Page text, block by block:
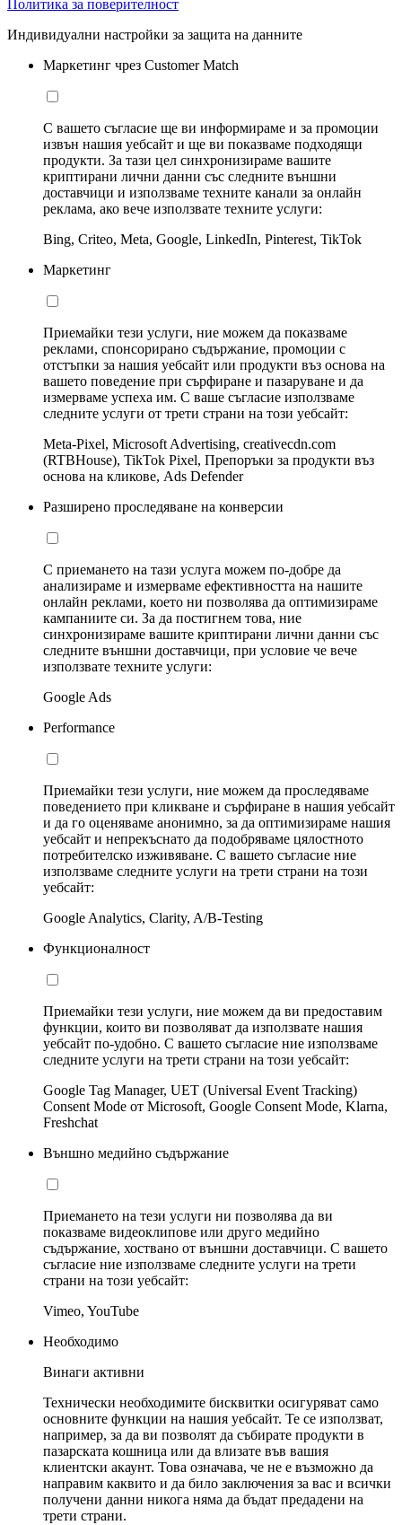
Политика за поверителност
Индивидуални настройки за защита на данните
Маркетинг чрез Customer Match
С вашето съгласие ще ви информираме и за промоции
извън нашия уебсайт и ще ви показваме подходящи
продукти. За тази цел синхронизираме вашите
криптирани лични данни със следните външни
доставчици и използваме техните канали за онлайн
реклама, ако вече използвате техните услуги:
Bing, Criteo, Meta, Google, LinkedIn, Pinterest, TikTok
Маркетинг
Приемайки тези услуги, ние можем да показваме
реклами, спонсорирано съдържание, промоции с
отстъпки за нашия уебсайт или продукти въз основа на
вашето поведение при сърфиране и пазаруване и да
измерваме успеха им. С ваше съгласие използваме
следните услуги от трети страни на този уебсайт:
Meta-Pixel, Microsoft Advertising, creativecdn.com
(RTBHouse), TikTok Pixel, Препоръки за продукти въз
основа на кликове, Ads Defender
Разширено проследяване на конверсии
С приемането на тази услуга можем по-добре да
анализираме и измерваме ефективността на нашите
онлайн реклами, което ни позволява да оптимизираме
кампаниите си. За да постигнем това, ние
синхронизираме вашите криптирани лични данни със
следните външни доставчици, при условие че вече
използвате техните услуги:
Google Ads
Performance
Приемайки тези услуги, ние можем да проследяваме
поведението при кликване и сърфиране в нашия уебсайт
и да го оценяваме анонимно, за да оптимизираме нашия
уебсайт и непрекъснато да подобряваме цялостното
потребителско изживяване. С вашето съгласие ние
използваме следните услуги на трети страни на този
уебсайт:
Google Analytics, Clarity, A/B-Testing
Функционалност
Приемайки тези услуги, ние можем да ви предоставим
функции, които ви позволяват да използвате нашия
уебсайт по-удобно. С вашето съгласие ние използваме
следните услуги на трети страни на този уебсайт:
Google Tag Manager, UET (Universal Event Tracking)
Consent Mode от Microsoft, Google Consent Mode, Klarna,
Freshchat
Външно медийно съдържание
Приемането на тези услуги ни позволява да ви
показваме видеоклипове или друго медийно
съдържание, хоствано от външни доставчици. С вашето
съгласие ние използваме следните услуги на трети
страни на този уебсайт:
Vimeo, YouTube
Необходимо
Винаги активни
Технически необходимите бисквитки осигуряват само
основните функции на нашия уебсайт. Те се използват,
например, за да ви позволят да събирате продукти в
пазарската кошница или да влизате във вашия
клиентски акаунт. Това означава, че не е възможно да
направим каквито и да било заключения за вас и всички
получени данни никога няма да бъдат предадени на
трети страни.